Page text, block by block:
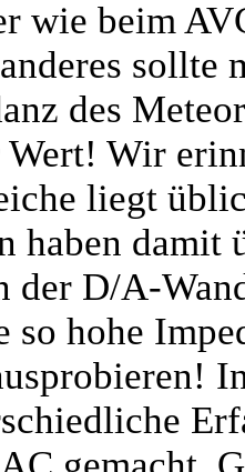
wie beim
sollte
des
Wir
liegt
haben damit
der D/A-
so hohe